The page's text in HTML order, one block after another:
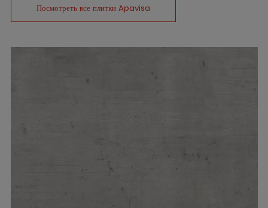
Посмотреть все плитки Apavisa